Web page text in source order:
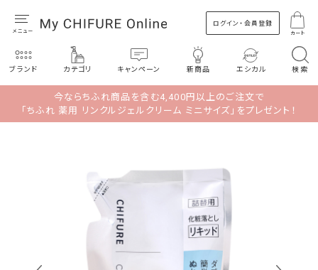
ログイン・会員登録
カート
ブランド カテゴリ キャンペーン 新商品 エシカル 検索
今ならちふれ商品を含む4,400円以上のご注文で
「ちふれ 薬用 リンクルジェルクリーム ミニサイズ」をプレゼント！